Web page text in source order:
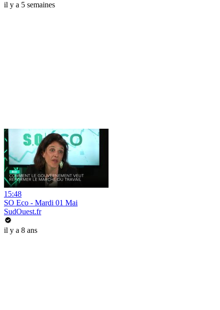
il y a 5 semaines
15:48
SO Eco - Mardi 01 Mai
SudOuest.fr
il y a 8 ans